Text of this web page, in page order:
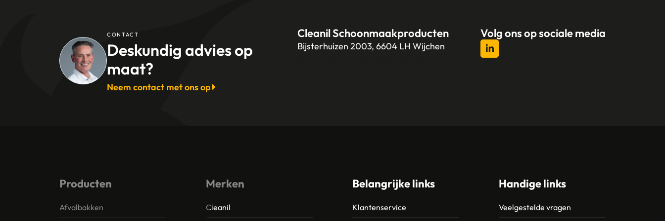
CONTACT
Deskundig advies op
maat?
Neem contact met ons op
Cleanil Schoonmaakproducten
Bijsterhuizen 2003, 6604 LH Wijchen
Volg ons op sociale media
Producten
Afvalbakken
Merken
Cleanil
Belangrijke links
Klantenservice
Handige links
Veelgestelde vragen